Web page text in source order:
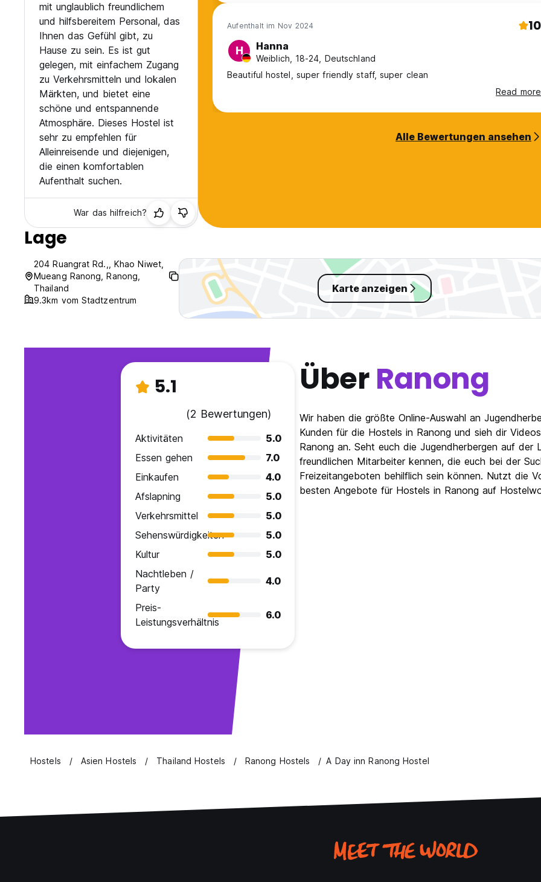
mit unglaublich freundlichem
und hilfsbereitem Personal, das
Ihnen das Gefühl gibt, zu
Hause zu sein. Es ist gut
gelegen, mit einfachem Zugang
zu Verkehrsmitteln und lokalen
Märkten, und bietet eine
schöne und entspannende
Atmosphäre. Dieses Hostel ist
sehr zu empfehlen für
Alleinreisende und diejenigen,
die einen komfortablen
Aufenthalt suchen.
War das hilfreich?
Aufenthalt im Nov 2024 10
H Hanna
Weiblich, 18-24, Deutschland
Beautiful hostel, super friendly staff, super clean
Read more
Alle Bewertungen ansehen
Lage
204 Ruangrat Rd.,, Khao Niwet,
Mueang Ranong, Ranong,
Thailand
9.3km vom Stadtzentrum
Karte anzeigen
5.1
(2 Bewertungen)
Aktivitäten
5.0
Essen gehen
7.0
Einkaufen
4.0
Afslapning
5.0
Verkehrsmittel
5.0
Sehenswürdigkeiten
5.0
Kultur
5.0
Nachtleben /
Party
4.0
Preis-
Leistungsverhältnis
6.0
ÜberRanong
Wir haben die größte Online-Auswahl an
Kunden für die Hostels in Ranong und sieh dir
Ranong an. Seht euch die Jugendherbergen auf
freundlichen Mitarbeiter kennen, die euch bei der
Freizeitangeboten behilflich sein können. Nutzt die
besten Angebote für Hostels in Ranong auf
Hostels Asien Hostels Thailand Hostels Ranong Hostels A Day inn Ranong Hostel